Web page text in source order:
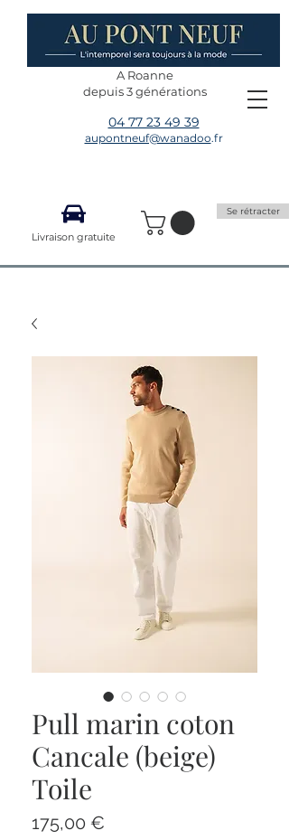
04 77 23 49 39
aupontneuf@wanadoo.fr
A Roanne
depuis 3 générations
Livraison gratuite
Se rétracter
Pull marin coton
Cancale (beige)
Toile
175,00 €